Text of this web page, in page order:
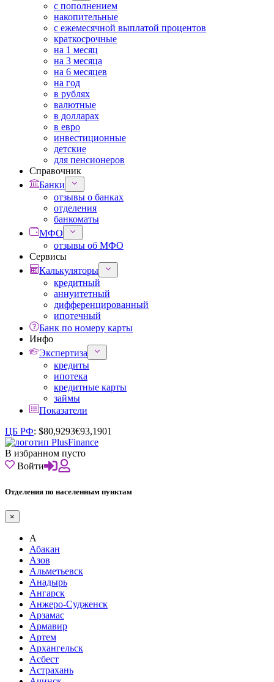
с пополнением
накопительные
с ежемесячной выплатой процентов
краткосрочные
на 1 месяц
на 3 месяца
на 6 месяцев
на год
в рублях
валютные
в долларах
в евро
инвестиционные
детские
для пенсионеров
Справочник
Банки
отзывы о банках
отделения
банкоматы
МФО
отзывы об МФО
Сервисы
Калькуляторы
кредитный
аннуитетный
дифференцированный
ипотечный
Банк по номеру карты
Инфо
Экспертиза
кредиты
ипотека
кредитные карты
займы
Показатели
ЦБ РФ: $80,9293€93,1901
В избранном пусто
Войти
Отделения по населенным пунктам
×
А
Абакан
Азов
Альметьевск
Анадырь
Ангарск
Анжеро-Судженск
Арзамас
Армавир
Артем
Архангельск
Асбест
Астрахань